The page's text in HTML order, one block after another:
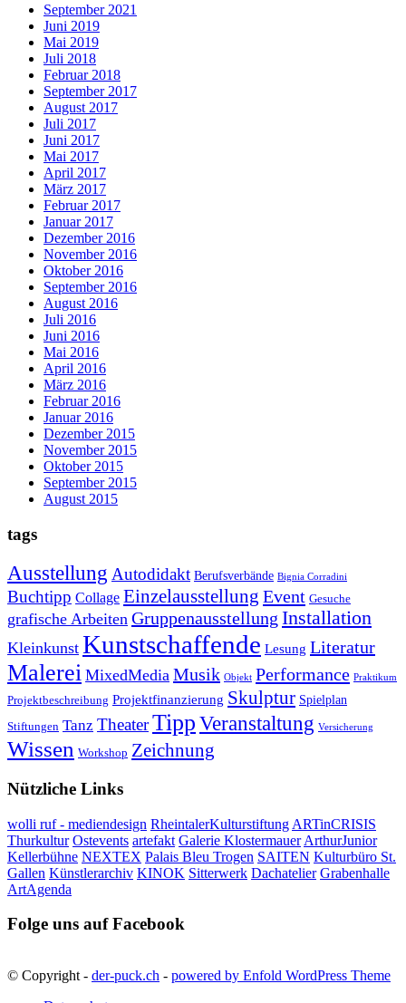
September 2021
Juni 2019
Mai 2019
Juli 2018
Februar 2018
September 2017
August 2017
Juli 2017
Juni 2017
Mai 2017
April 2017
März 2017
Februar 2017
Januar 2017
Dezember 2016
November 2016
Oktober 2016
September 2016
August 2016
Juli 2016
Juni 2016
Mai 2016
April 2016
März 2016
Februar 2016
Januar 2016
Dezember 2015
November 2015
Oktober 2015
September 2015
August 2015
tags
Ausstellung Autodidakt Berufsverbände Bignia Corradini
Buchtipp Collage Einzelausstellung Event Gesuche
grafische Arbeiten Gruppenausstellung Installation
Kleinkunst Kunstschaffende Lesung Literatur
Malerei MixedMedia Musik Objekt Performance Praktikum
Projektbeschreibung Projektfinanzierung Skulptur Spielplan
Stiftungen Tanz TheaterTippVeranstaltung Versicherung
Wissen Workshop Zeichnung
Nützliche Links
wolli ruf - mediendesign RheintalerKulturstiftung ARTinCRISIS
Thurkultur Ostevents artefakt Galerie Klostermauer ArthurJunior
Kellerbühne NEXTEX Palais Bleu Trogen SAITEN Kulturbüro St.
Gallen Künstlerarchiv KINOK Sitterwerk Dachatelier Grabenhalle
ArtAgenda
Folge uns auf Facebook
© Copyright - der-puck.ch - powered by Enfold WordPress Theme